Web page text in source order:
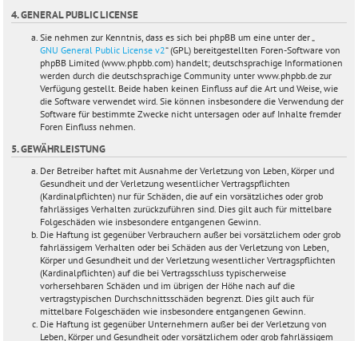
4. GENERAL PUBLIC LICENSE
Sie nehmen zur Kenntnis, dass es sich bei phpBB um eine unter der „
GNU General Public License v2“ (GPL) bereitgestellten Foren-Software von
phpBB Limited (www.phpbb.com) handelt; deutschsprachige Informationen
werden durch die deutschsprachige Community unter www.phpbb.de zur
Verfügung gestellt. Beide haben keinen Einfluss auf die Art und Weise, wie
die Software verwendet wird. Sie können insbesondere die Verwendung der
Software für bestimmte Zwecke nicht untersagen oder auf Inhalte fremder
Foren Einfluss nehmen.
5. GEWÄHRLEISTUNG
Der Betreiber haftet mit Ausnahme der Verletzung von Leben, Körper und
Gesundheit und der Verletzung wesentlicher Vertragspflichten
(Kardinalpflichten) nur für Schäden, die auf ein vorsätzliches oder grob
fahrlässiges Verhalten zurückzuführen sind. Dies gilt auch für mittelbare
Folgeschäden wie insbesondere entgangenen Gewinn.
Die Haftung ist gegenüber Verbrauchern außer bei vorsätzlichem oder grob
fahrlässigem Verhalten oder bei Schäden aus der Verletzung von Leben,
Körper und Gesundheit und der Verletzung wesentlicher Vertragspflichten
(Kardinalpflichten) auf die bei Vertragsschluss typischerweise
vorhersehbaren Schäden und im übrigen der Höhe nach auf die
vertragstypischen Durchschnittsschäden begrenzt. Dies gilt auch für
mittelbare Folgeschäden wie insbesondere entgangenen Gewinn.
Die Haftung ist gegenüber Unternehmern außer bei der Verletzung von
Leben, Körper und Gesundheit oder vorsätzlichem oder grob fahrlässigem